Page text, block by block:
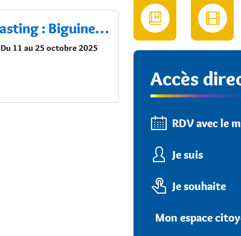
Casting : Biguine Chantée
Du 11 au 25 octobre 2025
Accès
RDV avec le
Je suis
Je souhaite
Mon espace